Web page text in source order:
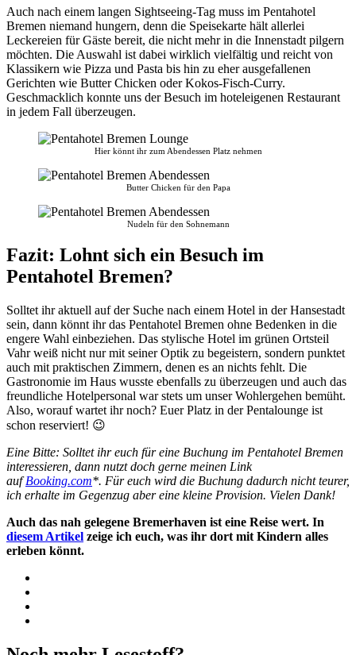
Auch nach einem langen Sightseeing-Tag muss im Pentahotel
Bremen niemand hungern, denn die Speisekarte hält allerlei
Leckereien für Gäste bereit, die nicht mehr in die Innenstadt pilgern
möchten. Die Auswahl ist dabei wirklich vielfältig und reicht von
Klassikern wie Pizza und Pasta bis hin zu eher ausgefallenen
Gerichten wie Butter Chicken oder Kokos-Fisch-Curry.
Geschmacklich konnte uns der Besuch im hoteleigenen Restaurant
in jedem Fall überzeugen.
Hier könnt ihr zum Abendessen Platz nehmen
Butter Chicken für den Papa
Nudeln für den Sohnemann
Fazit: Lohnt sich ein Besuch im
Pentahotel Bremen?
Solltet ihr aktuell auf der Suche nach einem Hotel in der Hansestadt
sein, dann könnt ihr das Pentahotel Bremen ohne Bedenken in die
engere Wahl einbeziehen. Das stylische Hotel im grünen Ortsteil
Vahr weiß nicht nur mit seiner Optik zu begeistern, sondern punktet
auch mit praktischen Zimmern, denen es an nichts fehlt. Die
Gastronomie im Haus wusste ebenfalls zu überzeugen und auch das
freundliche Hotelpersonal war stets um unser Wohlergehen bemüht.
Also, worauf wartet ihr noch? Euer Platz in der Pentalounge ist
schon reserviert! 😉
Eine Bitte: Solltet ihr euch für eine Buchung im Pentahotel Bremen
interessieren, dann nutzt doch gerne meinen Link
aufBooking.com*. Für euch wird die Buchung dadurch nicht teurer,
ich erhalte im Gegenzug aber eine kleine Provision. Vielen Dank!
Auch das nah gelegene Bremerhaven ist eine Reise wert. In
diesem Artikel zeige ich euch, was ihr dort mit Kindern alles
erleben könnt.